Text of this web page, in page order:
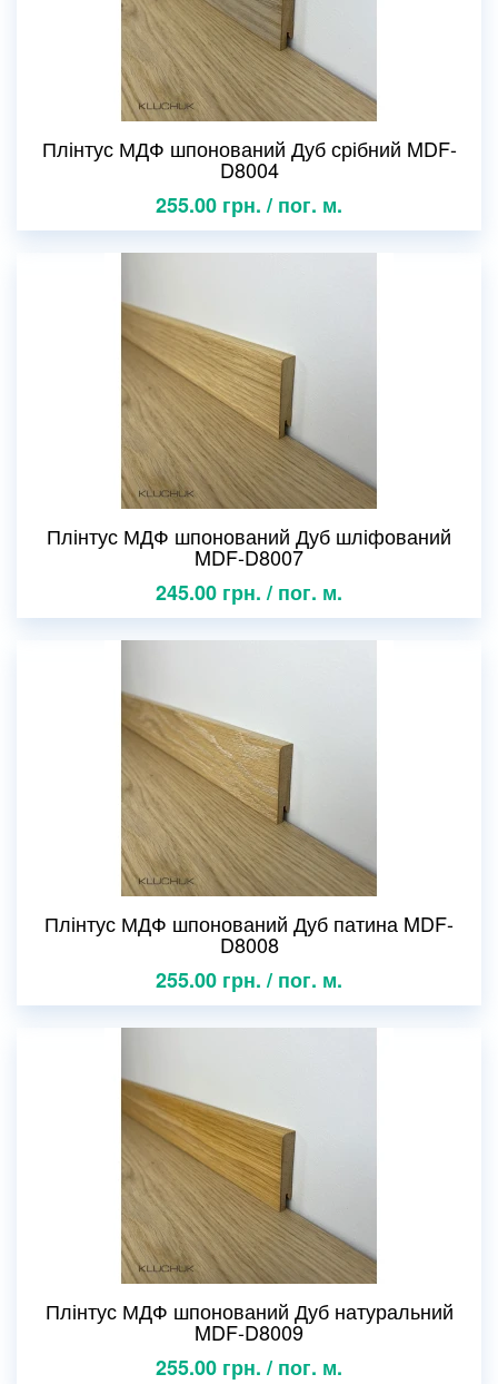
Плінтус МДФ шпонований Дуб срібний MDF-
D8004
255.00 грн. / пог. м.
Плінтус МДФ шпонований Дуб шліфований
MDF-D8007
245.00 грн. / пог. м.
Плінтус МДФ шпонований Дуб патина MDF-
D8008
255.00 грн. / пог. м.
Плінтус МДФ шпонований Дуб натуральний
MDF-D8009
255.00 грн. / пог. м.